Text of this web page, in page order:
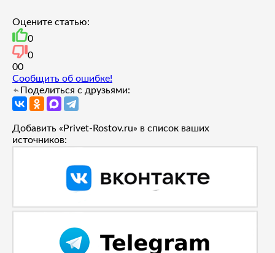
Оцените статью:
0
0
00
Сообщить об ошибке!
Поделиться с друзьями:
Добавить «Privet-Rostov.ru» в список ваших
источников: